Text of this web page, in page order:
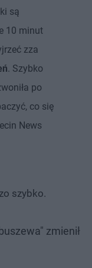
są
10 minut
zza
. Szybko
po
co się
News
szybko.
zmienił